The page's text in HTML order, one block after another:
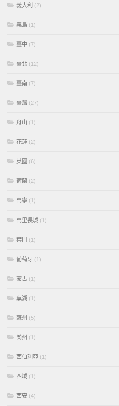
義大利 (2)
義烏 (1)
臺中 (7)
臺北 (12)
臺南 (7)
臺灣 (27)
舟山 (1)
花蓮 (2)
英國 (6)
荷蘭 (2)
萬寧 (1)
萬里長城 (1)
葉門 (1)
葡萄牙 (1)
蒙古 (1)
蕪湖 (1)
蘇州 (5)
蘭州 (1)
西伯利亞 (1)
西域 (1)
西安 (4)